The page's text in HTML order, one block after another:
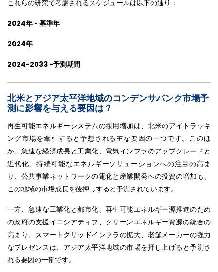
これらの研究で考慮されるスケジュールは以下の通り：
2024年 - 基準年
2024年
2024-2033 -予測期間
北米とアジア太平洋地域のコンデンサバンク市場予
測に影響を与える要因は ？
再生可能エネルギーシステムの採用増加は、北米のアイトラッキ
ング市場を牽引すると予想される主な要因の一つです。このほ
か、急速な経済成長と工業化、電気インフラのアップグレードと
近代化、持続可能なエネルギーソリューションへの注目の高ま
り、公共事業ネットワークの電化と産業開発への投資の増加も、
この地域の市場成長を後押しすると予測されています。
一方、急速な工業化と都市化、再生可能エネルギー源推進のため
の政府の支援イニシアティブ、クリーンエネルギー資源の統合の
高まり、スマートグリッドインフラの拡大、老舗メーカーの強力
なプレゼンスは、アジア太平洋地域の市場を押し上げると予測さ
れる要因の一部です。